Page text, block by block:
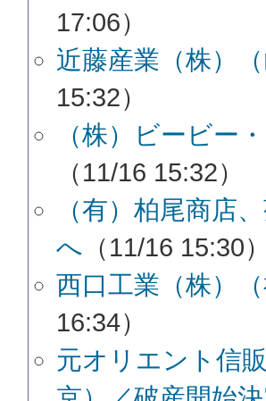
17:06）
近藤産業（株）
15:32）
（株）ビービー
（11/16 15:32）
（有）柏尾商店
へ （11/16 15:30
西口工業（株）
16:34）
元オリエント信